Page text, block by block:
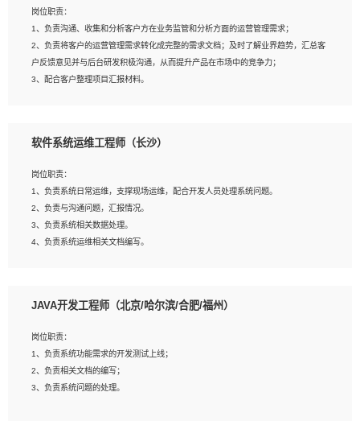
建深度学习系统环境；
4、熟悉OPENCV、HALCON等常用图像处理软件，熟练进行图像处理；
5、熟悉主流的分类算法、聚类算法和关联分析算法原理，能熟练使用神经网络算法
的进行业务建模；
6、对OCR领域有深入的研究，熟悉模型调参，压缩和整型化方法；
岗位职责：
1、负责沟通、收集和分析客户方在业务监管和分析方面的运营管理需求；
2、负责将客户的运营管理需求转化成完整的需求文档；及时了解业界趋势，汇总客
户反馈意见并与后台研发积极沟通，从而提升产品在市场中的竞争力；
3、配合客户整理项目汇报材料。
1、3年以上运营或解决方案的工作经验。
征，可独立提出完整的优化方案,并推动方案执行达成结果；熟练使用PPT、
WORD、EXCEL等办公软件；
3、深入理解公司各项AI产品和技术信息；具有较强的文档编写能力，能独立撰写
PPT、方案建议书等，面试时需携带个人制作的专业PPT文件进行展示。
软件系统运维工程师（长沙）
岗位职责：
1、负责系统日常运维，支撑现场运维，配合开发人员处理系统问题。
2、负责与沟通问题，汇报情况。
3、负责系统相关数据处理。
4、负责系统运维相关文档编写。
岗位要求：
2、精通linux命令。
3、熟悉oracle、mysql 数据库。
4、善于沟通，具有良好的团队合作精神和协作能力。
5、必须有实际的生产环境系统维护经验。
JAVA开发工程师（北京/哈尔滨/合肥/福州）
岗位职责：
1、负责系统功能需求的开发测试上线；
2、负责相关文档的编写；
3、负责系统问题的处理。